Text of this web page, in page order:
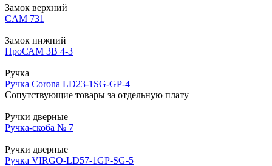
Замок верхний
CAM 731
Замок нижний
ПроСАМ 3В 4-3
Ручка
Ручка Corona LD23-1SG-GP-4
Сопутствующие товары за отдельную плату
Ручки дверные
Ручка-скоба № 7
Ручки дверные
Ручка VIRGO-LD57-1GP-SG-5